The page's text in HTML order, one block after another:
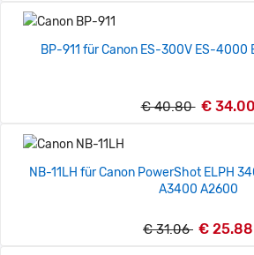
BP-911 für Canon ES-300V ES-4000
€ 40.80 € 34.00
NB-11LH für Canon PowerShot ELPH
A3400 A2600
€ 31.06 € 25.88